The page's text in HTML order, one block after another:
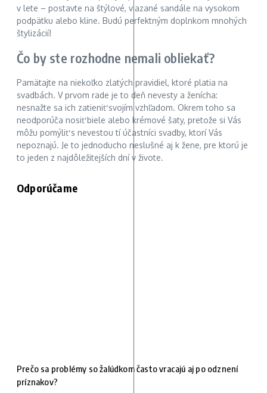
v lete – postavte na štýlové, viazané sandále na vysokom
podpätku alebo kline. Budú perfektným doplnkom mnohých
štylizácií!
Čo by ste rozhodne nemali obliekať?
Pamätajte na niekoľko zlatých pravidiel, ktoré platia na
svadbách. V prvom rade je to deň nevesty a ženícha:
nesnažte sa ich zatieniť svojím vzhľadom. Okrem toho sa
neodporúča nosiť biele alebo krémové šaty, pretože si Vás
môžu pomýliť s nevestou tí účastníci svadby, ktorí Vás
nepoznajú. Je to jednoducho neslušné aj k žene, pre ktorú je
to jeden z najdôležitejších dní v živote.
Odporúčame
Prečo sa problémy so žalúdkom často vracajú aj po odznení
príznakov?